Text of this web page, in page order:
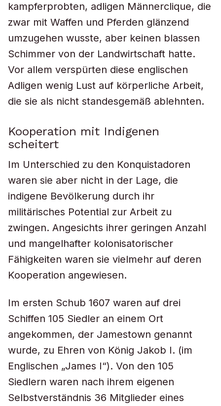
kampferprobten, adligen Männerclique, die
zwar mit Waffen und Pferden glänzend
umzugehen wusste, aber keinen blassen
Schimmer von der Landwirtschaft hatte.
Vor allem verspürten diese englischen
Adligen wenig Lust auf körperliche Arbeit,
die sie als nicht standesgemäß ablehnten.
Kooperation mit Indigenen
scheitert
Im Unterschied zu den Konquistadoren
waren sie aber nicht in der Lage, die
indigene Bevölkerung durch ihr
militärisches Potential zur Arbeit zu
zwingen. Angesichts ihrer geringen Anzahl
und mangelhafter kolonisatorischer
Fähigkeiten waren sie vielmehr auf deren
Kooperation angewiesen.
Im ersten Schub 1607 waren auf drei
Schiffen 105 Siedler an einem Ort
angekommen, der Jamestown genannt
wurde, zu Ehren von König Jakob I. (im
Englischen „James I“). Von den 105
Siedlern waren nach ihrem eigenen
Selbstverständnis 36 Mitglieder eines